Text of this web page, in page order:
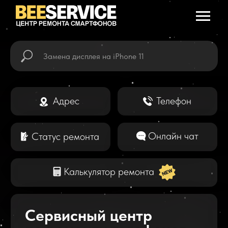
Адрес Телефон
Статус ремонта
Калькулятор ремонта
Сервисный центр
по ремонту телефонов
в Ангарске
Мы предлагаем быстрый и качественный
гарантию на выполненные работы и
проводим бесплатную диагностику.